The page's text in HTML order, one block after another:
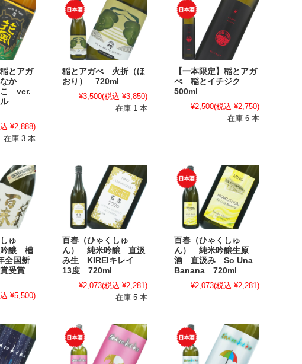
とアガ
か
ver.
ル
¥2,888)
在庫 3 本
稲とアガべ 火折（ほ
おり） 720ml
¥3,500(税込 ¥3,850)
在庫 1 本
【一本限定】稲とアガ
べ 稲とイチジク
500ml
¥2,500(税込 ¥2,750)
在庫 6 本
ゅ
醸 槽
全国新
受賞
¥5,500)
百春（ひゃくしゅ
ん） 純米吟醸 直汲
み生 KIREIキレイ
13度 720ml
¥2,073(税込 ¥2,281)
在庫 5 本
百春（ひゃくしゅ
ん） 純米吟醸生原
酒 直汲み So Una
Banana 720ml
¥2,073(税込 ¥2,281)